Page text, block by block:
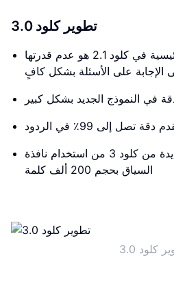
تطوير كلود 3.0
كانت أحد المشاكل الرئيسية في كلود 2.1 هو عدم قدرتها
الإجابة على الأسئلة بشكل كافٍ
في النموذج الجديد بشكل كبير
تصل إلى 99٪ في الردود
سيتمكن النماذج الجديدة من كلود 3 من استخدام نافذة
السياق بحجم 200 ألف كلمة
كلود 3.0